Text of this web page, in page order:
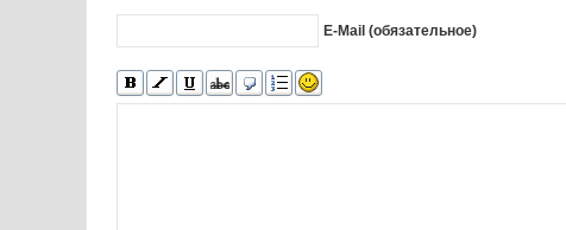
E-Mail (обязательное)